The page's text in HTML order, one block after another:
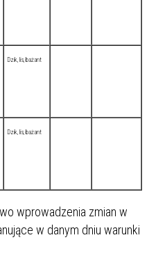
Dzik, lis, bażant
Dzik, lis, bażant
wprowadzenia zmian w
w danym dniu warunki